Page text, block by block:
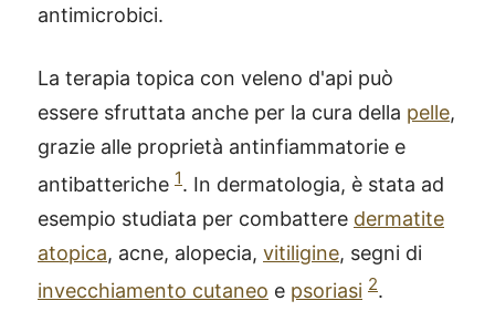
antimicrobici.
La terapia topica con veleno d'api può
essere sfruttata anche per la cura della pelle,
grazie alle proprietà antinfiammatorie e
antibatteriche 1. In dermatologia, è stata ad
esempio studiata per combattere dermatite
atopica, acne, alopecia, vitiligine, segni di
invecchiamento cutaneo e psoriasi 2.